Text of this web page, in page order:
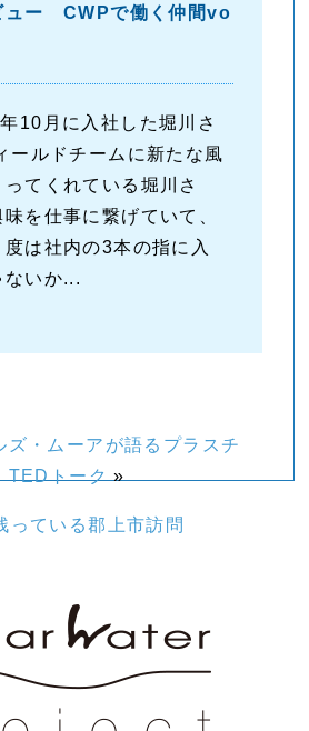
ュー CWPで働く仲間vo
10月に入社した堀川さ
ールドチームに新たな風
てくれている堀川さ
を仕事に繋げていて、
は社内の3本の指に入
ないか...
ズ・ムーアが語るプラスチ
TEDトーク»
っている郡上市訪問